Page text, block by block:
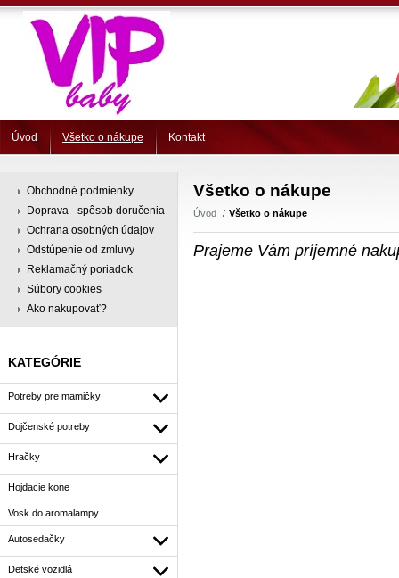
Úvod Všetko o nákupe Kontakt
Obchodné podmienky
Doprava - spôsob doručenia
Ochrana osobných údajov
Odstúpenie od zmluvy
Reklamačný poriadok
Súbory cookies
Ako nakupovať?
KATEGÓRIE
Potreby pre mamičky
Dojčenské potreby
Hračky
Hojdacie kone
Vosk do aromalampy
Autosedačky
Detské vozidlá
Všetko o nákupe
Úvod Všetko o nákupe
Prajeme Vám príjemné